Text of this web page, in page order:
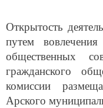
Открытость
путем
общественных
гражданского
комиссии
Арского